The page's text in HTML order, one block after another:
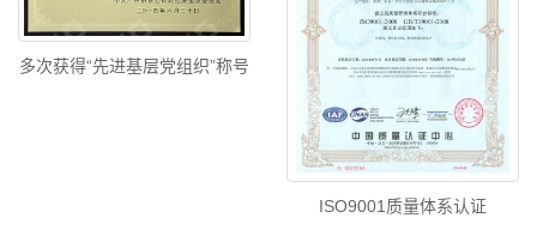
多次获得“先进基层党组织”称号
ISO9001质量体系认证